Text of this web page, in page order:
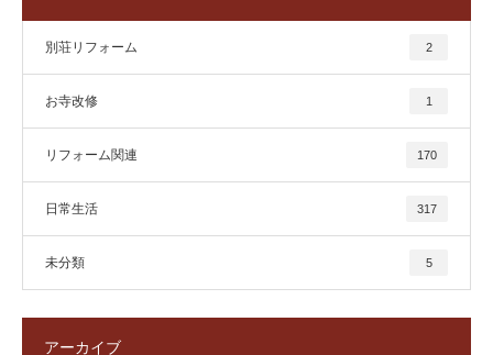
別荘リフォーム 2
お寺改修 1
リフォーム関連 170
日常生活 317
未分類 5
アーカイブ